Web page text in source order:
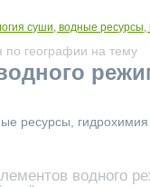
суши, водные ресурсы,
по географии на тему
ресурсы, гидрохимия
водного